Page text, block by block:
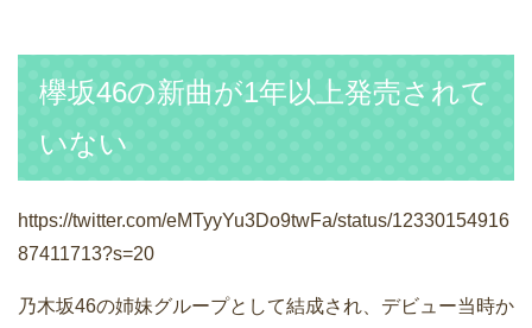
欅坂46の新曲が1年以上発売されて
いない
https://twitter.com/eMTyyYu3Do9twFa/status/12330154916
87411713?s=20
乃木坂46の姉妹グループとして結成され、デビュー当時か